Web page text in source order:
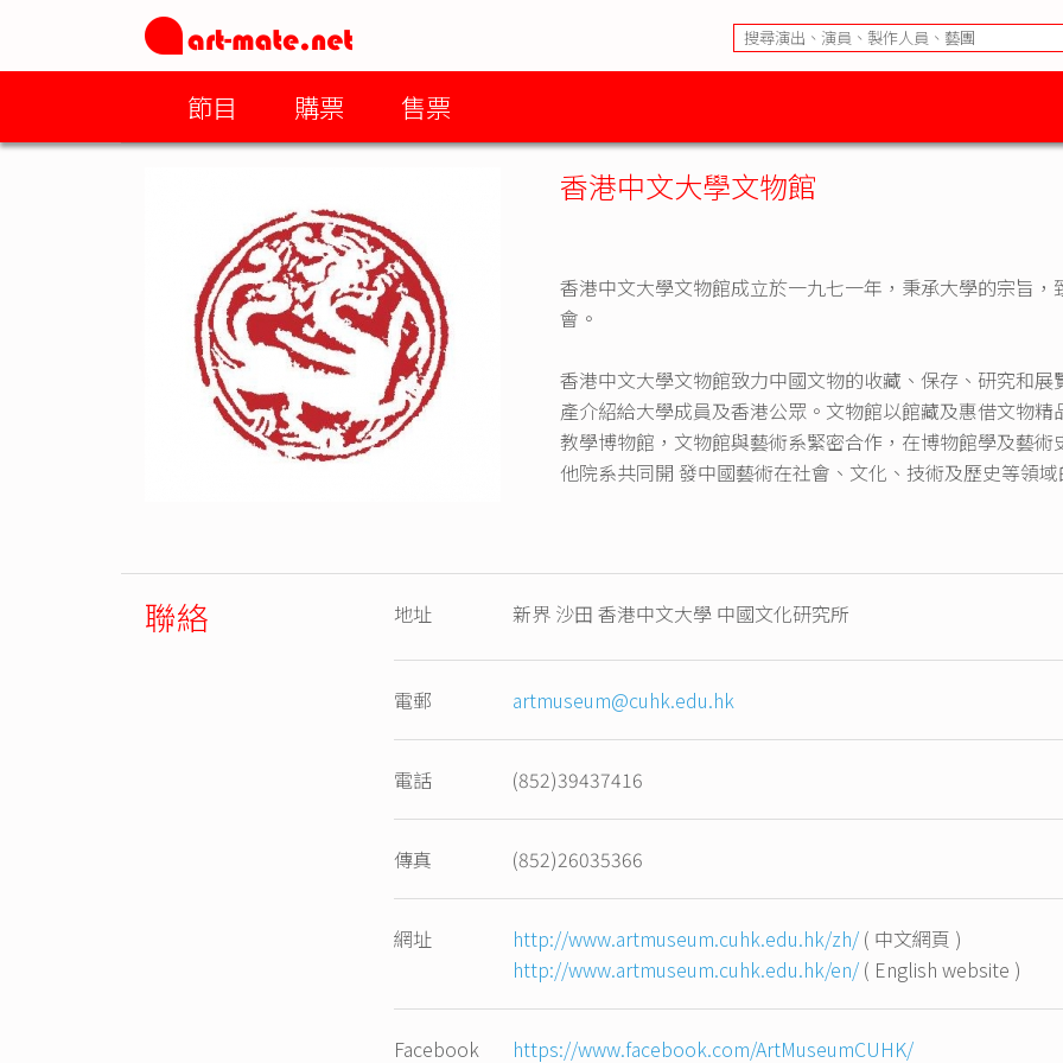
節目 購票 售票
香港中文大學文物館
香港中文大學文物館成立於一九七一年，秉承大學的宗旨
會。
香港中文大學文物館致力中國文物的收藏、保存、研究和
產介紹給大學成員及香港公眾。文物館以館藏及惠借文物
教學博物館，文物館與藝術系緊密合作，在博物館學及藝
他院系共同開 發中國藝術在社會、文化、技術及歷史等領域
聯絡 地址 新界 沙田 香港中文大學 中國文化研究所
電郵 artmuseum@cuhk.edu.hk
電話 (852)39437416
傳真 (852)26035366
網址 http://www.artmuseum.cuhk.edu.hk/zh/ ( 中文網頁 )
http://www.artmuseum.cuhk.edu.hk/en/ ( English website )
Facebook https://www.facebook.com/ArtMuseumCUHK/